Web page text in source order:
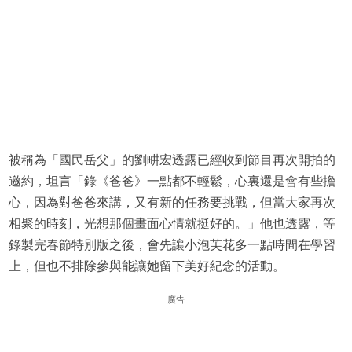
被稱為「國民岳父」的劉畊宏透露已經收到節目再次開拍的
邀約，坦言「錄《爸爸》一點都不輕鬆，心裏還是會有些擔
心，因為對爸爸來講，又有新的任務要挑戰，但當大家再次
相聚的時刻，光想那個畫面心情就挺好的。」他也透露，等
錄製完春節特別版之後，會先讓小泡芙花多一點時間在學習
上，但也不排除參與能讓她留下美好紀念的活動。
廣告